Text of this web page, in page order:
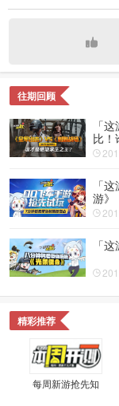
往期回顾
「
比！
「
游》
「
精彩推荐
每周新游抢先知